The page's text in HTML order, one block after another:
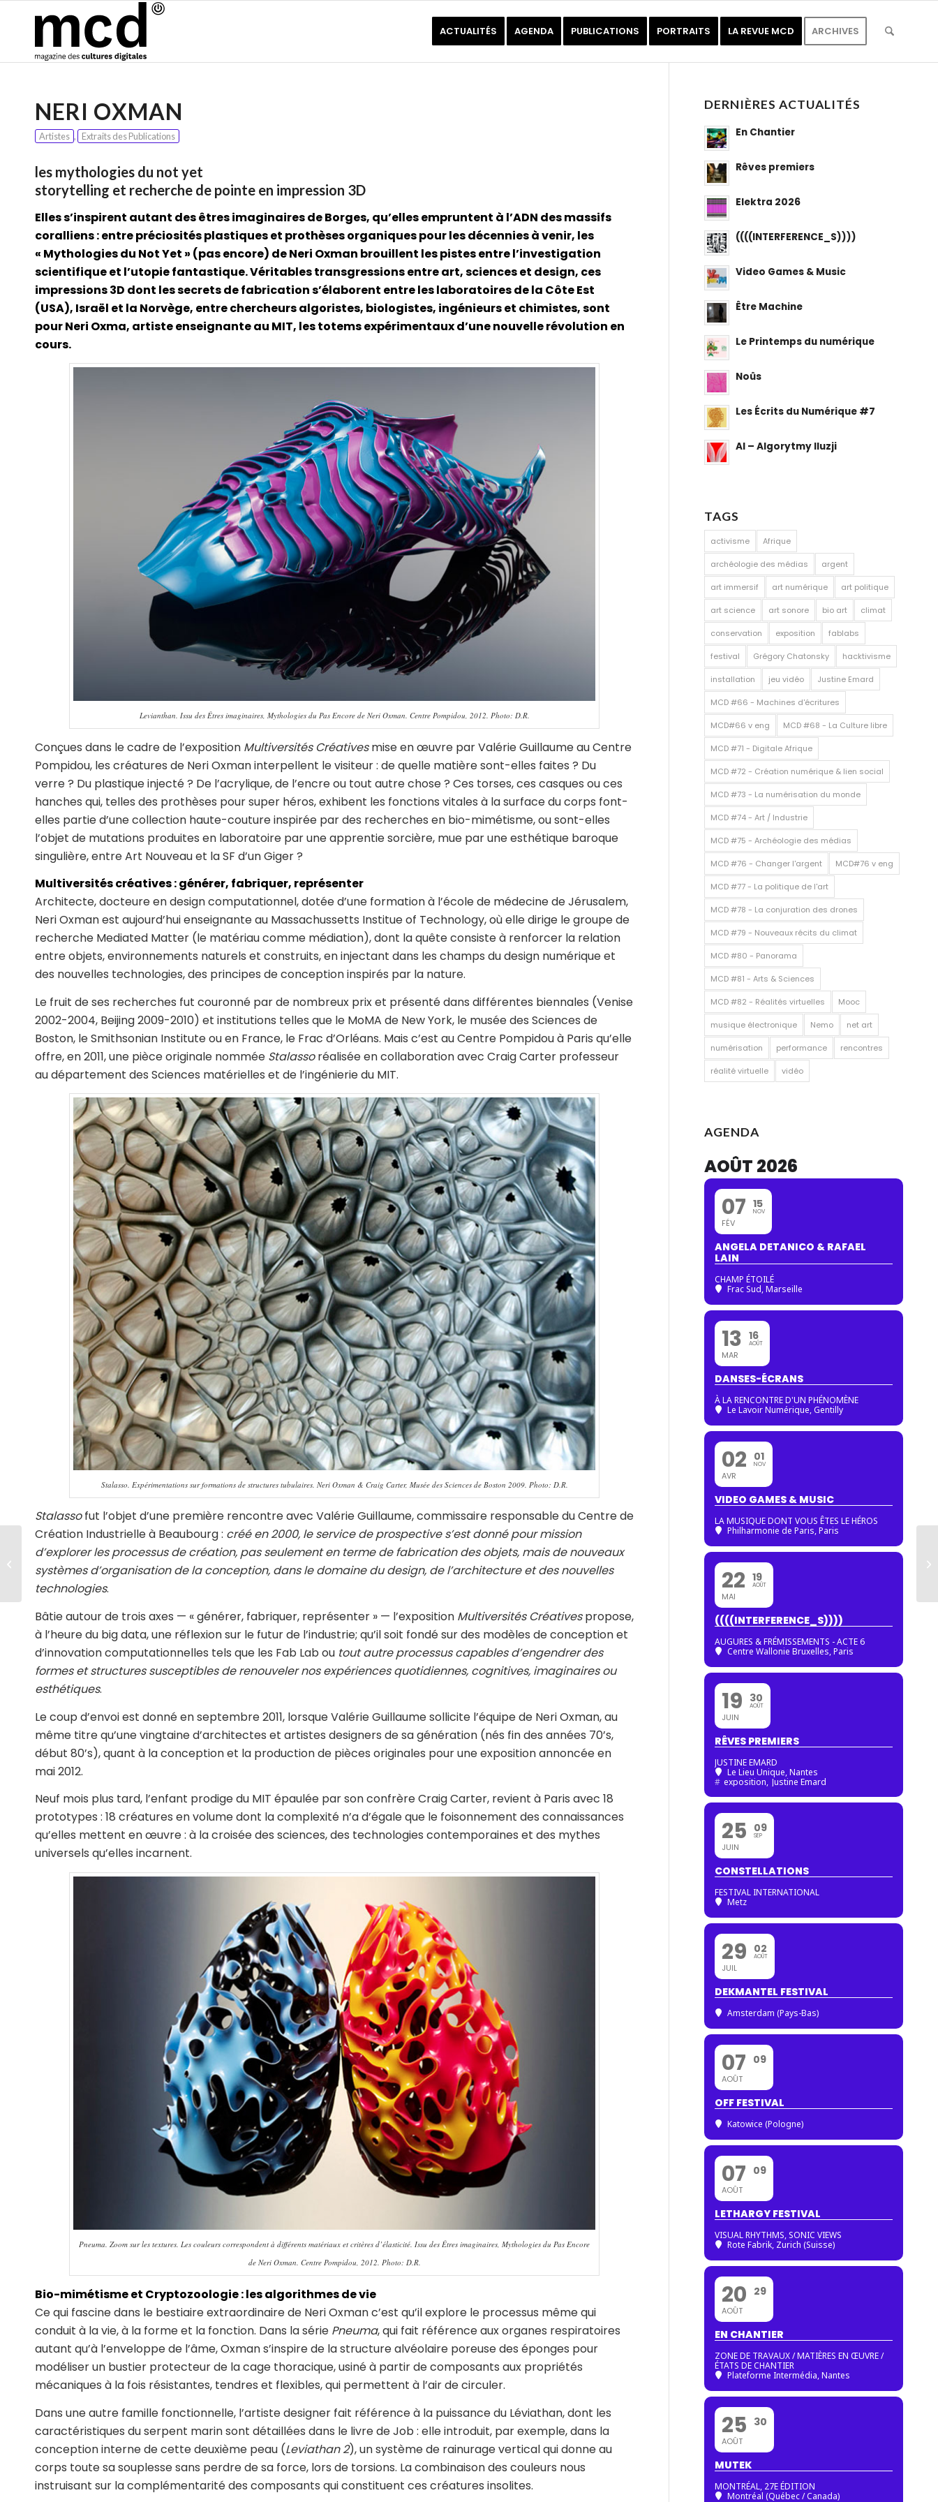
ACTUALITÉS AGENDA PUBLICATIONS PORTRAITS LA REVUE MCD ARCHIVES
NERI OXMAN
Artistes , Extraits des Publications
les mythologies du not yet
storytelling et recherche de pointe en impression 3D
Elles s’inspirent autant des êtres imaginaires de Borges, qu’elles empruntent à l’ADN des massifs
coralliens : entre préciosités plastiques et prothèses organiques pour les décennies à venir, les
« Mythologies du Not Yet » (pas encore) de Neri Oxman brouillent les pistes entre l’investigation
scientifique et l’utopie fantastique. Véritables transgressions entre art, sciences et design, ces
impressions 3D dont les secrets de fabrication s’élaborent entre les laboratoires de la Côte Est
(USA), Israël et la Norvège, entre chercheurs algoristes, biologistes, ingénieurs et chimistes, sont
pour Neri Oxma, artiste enseignante au MIT, les totems expérimentaux d’une nouvelle révolution en
cours.
Levianthan. Issu des Êtres imaginaires, Mythologies du Pas Encore de Neri Oxman. Centre Pompidou, 2012. Photo: D.R.
Conçues dans le cadre de l’exposition Multiversités Créativesmise en œuvre par Valérie Guillaume au Centre
Pompidou, les créatures de Neri Oxman interpellent le visiteur : de quelle matière sont-elles faites ? Du
verre ? Du plastique injecté ? De l’acrylique, de l’encre ou tout autre chose ? Ces torses, ces casques ou ces
hanches qui, telles des prothèses pour super héros, exhibent les fonctions vitales à la surface du corps font-
elles partie d’une collection haute-couture inspirée par des recherches en bio-mimétisme, ou sont-elles
l’objet de mutations produites en laboratoire par une apprentie sorcière, mue par une esthétique baroque
singulière, entre Art Nouveau et la SF d’un Giger ?
Multiversités créatives : générer, fabriquer, représenter
Architecte, docteure en design computationnel, dotée d’une formation à l’école de médecine de Jérusalem,
Neri Oxman est aujourd’hui enseignante au Massachussetts Institue of Technology, où elle dirige le groupe de
recherche Mediated Matter (le matériau comme médiation), dont la quête consiste à renforcer la relation
entre objets, environnements naturels et construits, en injectant dans les champs du design numérique et
des nouvelles technologies, des principes de conception inspirés par la nature.
Le fruit de ses recherches fut couronné par de nombreux prix et présenté dans différentes biennales (Venise
2002-2004, Beijing 2009-2010) et institutions telles que le MoMA de New York, le musée des Sciences de
Boston, le Smithsonian Institute ou en France, le Frac d’Orléans. Mais c’est au Centre Pompidou à Paris qu’elle
offre, en 2011, une pièce originale nommée Stalassoréalisée en collaboration avec Craig Carter professeur
au département des Sciences matérielles et de l’ingénierie du MIT.
Stalasso. Expérimentations sur formations de structures tubulaires. Neri Oxman & Craig Carter, Musée des Sciences de Boston 2009. Photo: D.R.
Stalassofut l’objet d’une première rencontre avec Valérie Guillaume, commissaire responsable du Centre de
Création Industrielle à Beaubourg : créé en 2000, le service de prospective s’est donné pour mission
d’explorer les processus de création, pas seulement en terme de fabrication des objets, mais de nouveaux
systèmes d’organisation de la conception, dans le domaine du design, de l’architecture et des nouvelles
technologies.
Bâtie autour de trois axes — « générer, fabriquer, représenter » — l’exposition Multiversités Créativespropose,
à l’heure du big data, une réflexion sur le futur de l’industrie; qu’il soit fondé sur des modèles de conception et
d’innovation computationnelles tels que les Fab Lab ou tout autre processus capables d’engendrer des
formes et structures susceptibles de renouveler nos expériences quotidiennes, cognitives, imaginaires ou
esthétiques.
Le coup d’envoi est donné en septembre 2011, lorsque Valérie Guillaume sollicite l’équipe de Neri Oxman, au
même titre qu’une vingtaine d’architectes et artistes designers de sa génération (nés fin des années 70’s,
début 80’s), quant à la conception et la production de pièces originales pour une exposition annoncée en
mai 2012.
Neuf mois plus tard, l’enfant prodige du MIT épaulée par son confrère Craig Carter, revient à Paris avec 18
prototypes : 18 créatures en volume dont la complexité n’a d’égale que le foisonnement des connaissances
qu’elles mettent en œuvre : à la croisée des sciences, des technologies contemporaines et des mythes
universels qu’elles incarnent.
Pneuma. Zoom sur les textures. Les couleurs correspondent à différents matériaux et critères d’élasticité. Issu des Êtres imaginaires, Mythologies du Pas Encore
de Neri Oxman. Centre Pompidou, 2012. Photo: D.R.
Bio-mimétisme et Cryptozoologie : les algorithmes de vie
Ce qui fascine dans le bestiaire extraordinaire de Neri Oxman c’est qu’il explore le processus même qui
conduit à la vie, à la forme et la fonction. Dans la série Pneuma, qui fait référence aux organes respiratoires
autant qu’à l’enveloppe de l’âme, Oxman s’inspire de la structure alvéolaire poreuse des éponges pour
modéliser un bustier protecteur de la cage thoracique, usiné à partir de composants aux propriétés
mécaniques à la fois résistantes, tendres et flexibles, qui permettent à l’air de circuler.
Dans une autre famille fonctionnelle, l’artiste designer fait référence à la puissance du Léviathan, dont les
caractéristiques du serpent marin sont détaillées dans le livre de Job : elle introduit, par exemple, dans la
conception interne de cette deuxième peau (Leviathan 2), un système de rainurage vertical qui donne au
corps toute sa souplesse sans perdre de sa force, lors de torsions. La combinaison des couleurs nous
instruisant sur la complémentarité des composants qui constituent ces créatures insolites.
DERNIÈRES ACTUALITÉS
En Chantier
Rêves premiers
Elektra 2026
((((INTERFERENCE_S))))
Video Games & Music
Être Machine
Le Printemps du numérique
Noûs
Les Écrits du Numérique #7
AI – Algorytmy Iluzji
TAGS
activisme Afrique
archéologie des médias argent
art immersif art numérique art politique
art science art sonore bio art climat
conservation exposition fablabs
festival Grégory Chatonsky hacktivisme
installation jeu vidéo Justine Emard
MCD #66 - Machines d'écritures
MCD#66 v eng MCD #68 - La Culture libre
MCD #71 - Digitale Afrique
MCD #72 - Création numérique & lien social
MCD #73 - La numérisation du monde
MCD #74 - Art / Industrie
MCD #75 - Archéologie des médias
MCD #76 - Changer l'argent MCD#76 v eng
MCD #77 - La politique de l'art
MCD #78 - La conjuration des drones
MCD #79 - Nouveaux récits du climat
MCD #80 - Panorama
MCD #81 - Arts & Sciences
MCD #82 - Réalités virtuelles Mooc
musique électronique Nemo net art
numérisation performance rencontres
réalité virtuelle vidéo
AGENDA
AOÛT 2026
07
FÉV
15
NOV
ANGELA DETANICO & RAFAEL
LAIN
CHAMP ÉTOILÉ
Frac Sud, Marseille
13
MAR
16
AOÛT
DANSES-ÉCRANS
À LA RENCONTRE D'UN PHÉNOMÈNE
Le Lavoir Numérique, Gentilly
02
AVR
01
NOV
VIDEO GAMES & MUSIC
LA MUSIQUE DONT VOUS ÊTES LE HÉROS
Philharmonie de Paris, Paris
22
MAI
19
AOÛT
((((INTERFERENCE_S))))
AUGURES & FRÉMISSEMENTS - ACTE 6
Centre Wallonie Bruxelles, Paris
19
JUIN
30
AOÛT
RÊVES PREMIERS
JUSTINE EMARD
Le Lieu Unique, Nantes
# exposition, Justine Emard
25
JUIN
09
SEP
CONSTELLATIONS
FESTIVAL INTERNATIONAL
Metz
29
JUIL
02
AOÛT
DEKMANTEL FESTIVAL
Amsterdam (Pays-Bas)
07
AOÛT
09
OFF FESTIVAL
Katowice (Pologne)
07
AOÛT
09
LETHARGY FESTIVAL
VISUAL RHYTHMS, SONIC VIEWS
Rote Fabrik, Zurich (Suisse)
20
AOÛT
29
EN CHANTIER
ZONE DE TRAVAUX / MATIÈRES EN ŒUVRE /
ÉTATS DE CHANTIER
Plateforme Intermédia, Nantes
25
AOÛT
30
MUTEK
MONTRÉAL, 27E ÉDITION
Montréal (Québec / Canada)
Domenico Quaranta